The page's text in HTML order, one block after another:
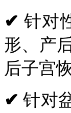
✔ 针对
形、产
后子宫
✔ 针对